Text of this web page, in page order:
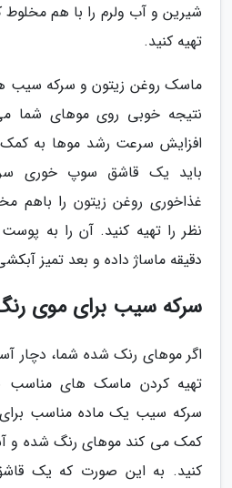
شیرین و آب ولرم را با هم مخلوط
تهیه کنید.
ماسک روغن زیتون و سرکه سیب
نتیجه خوبی روی موهای شما
افزایش سرعت رشد موها به
باید یک قاشق سوپ خوری
غذاخوری روغن زیتون را باهم
نظر را تهیه کنید. آن را به
دقیقه ماساژ داده و بعد تمیز
سرکه سیب برای موی
اگر موهای رنک شده شما، دچار
تهیه کردن ماسک های مناسب
سرکه سیب یک ماده مناسب
کمک می کند موهای رنگ شده و
کنید. به این صورت که یک